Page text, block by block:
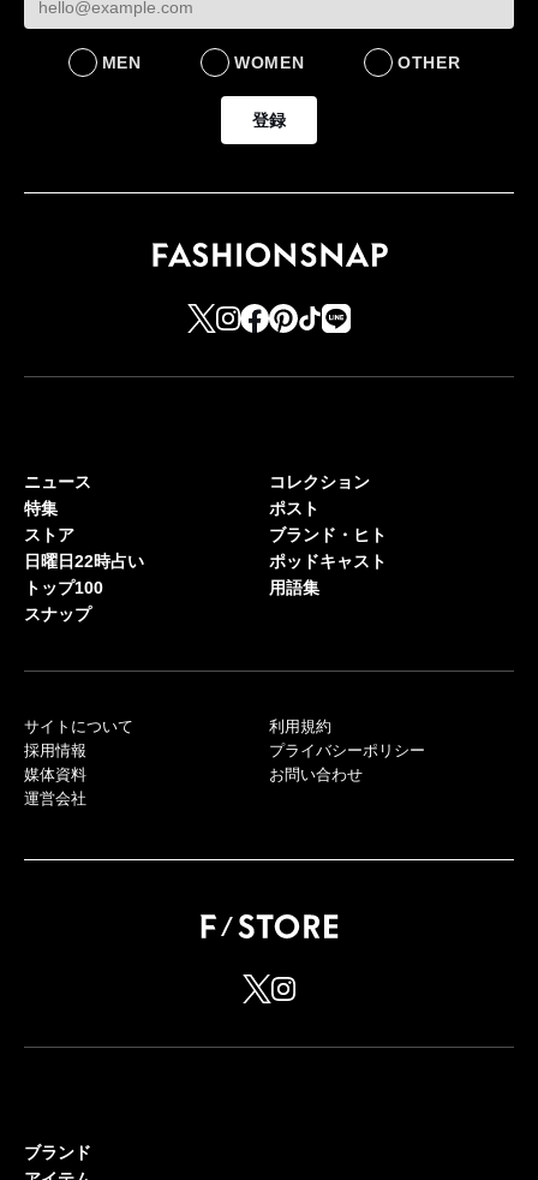
MEN WOMEN OTHER
登録
ニュース
特集
ストア
日曜日22時占い
トップ100
スナップ
コレクション
ポスト
ブランド・ヒト
ポッドキャスト
用語集
サイトについて
採用情報
媒体資料
運営会社
利用規約
プライバシーポリシー
お問い合わせ
ブランド